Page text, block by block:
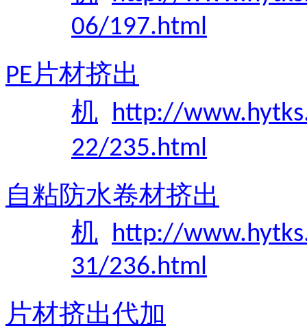
06/197.html
PE片材挤出
机 http://
22/235.html
自粘防水卷材挤出
机 http://
31/236.html
片材挤出代加